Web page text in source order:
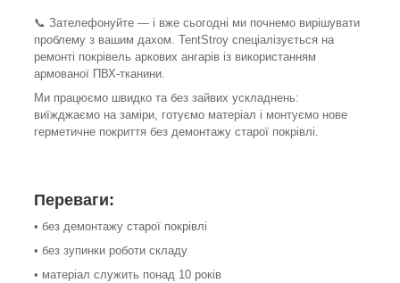
📞 Зателефонуйте — і вже сьогодні ми почнемо вирішувати
проблему з вашим дахом. TentStroy спеціалізується на
ремонті покрівель аркових ангарів із використанням
армованої ПВХ-тканини.
Ми працюємо швидко та без зайвих ускладнень:
виїжджаємо на заміри, готуємо матеріал і монтуємо нове
герметичне покриття без демонтажу старої покрівлі.
Переваги:
• без демонтажу старої покрівлі
• без зупинки роботи складу
• матеріал служить понад 10 років